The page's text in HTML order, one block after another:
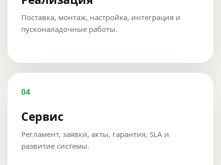
Поставка, монтаж, настройка, интеграция и
пусконаладочные работы.
04
Сервис
Регламент, заявки, акты, гарантия, SLA и
развитие системы.